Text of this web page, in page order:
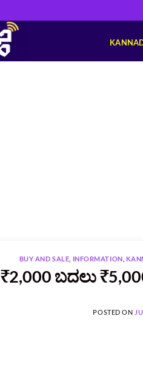
BUY AND SALE INFORMATION
₹2,000 ಬದಲು
POSTED ON